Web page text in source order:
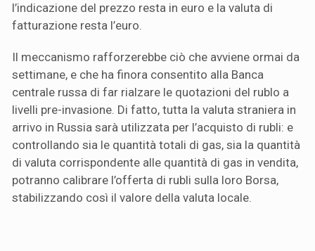
l’indicazione del prezzo resta in euro e la valuta di
fatturazione resta l’euro.
Il meccanismo rafforzerebbe ciò che avviene ormai da
settimane, e che ha finora consentito alla Banca
centrale russa di far rialzare le quotazioni del rublo a
livelli pre-invasione. Di fatto, tutta la valuta straniera in
arrivo in Russia sarà utilizzata per l’acquisto di rubli: e
controllando sia le quantità totali di gas, sia la quantità
di valuta corrispondente alle quantità di gas in vendita,
potranno calibrare l’offerta di rubli sulla loro Borsa,
stabilizzando così il valore della valuta locale.